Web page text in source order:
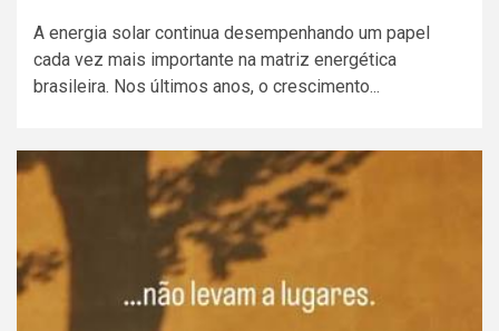
A energia solar continua desempenhando um papel
cada vez mais importante na matriz energética
brasileira. Nos últimos anos, o crescimento...